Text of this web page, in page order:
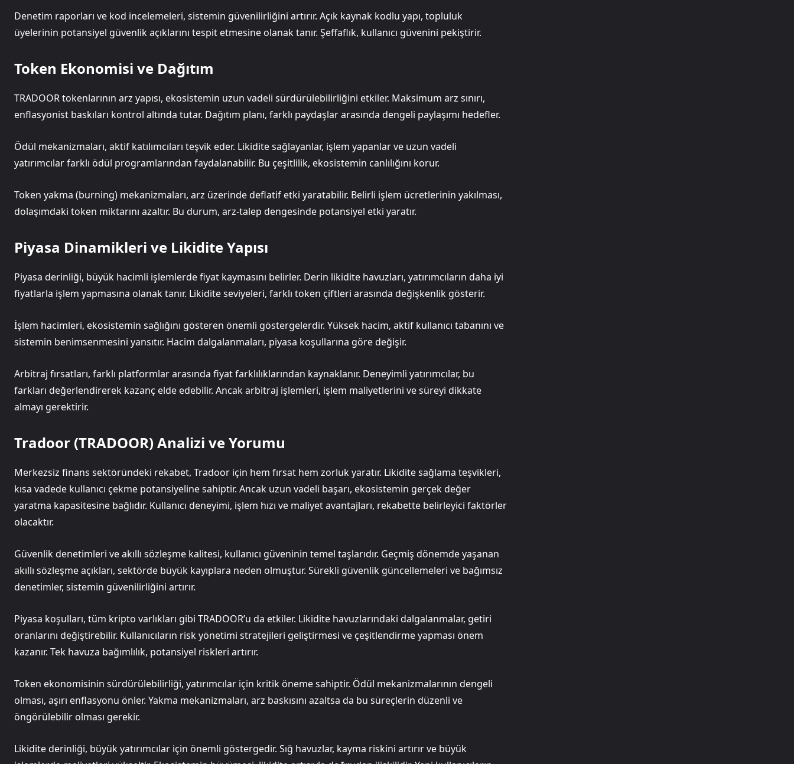
Denetim raporları ve kod incelemeleri, sistemin güvenilirliğini artırır. Açık kaynak kodlu yapı, topluluk
üyelerinin potansiyel güvenlik açıklarını tespit etmesine olanak tanır. Şeffaflık, kullanıcı güvenini pekiştirir.
Token Ekonomisi ve Dağıtım
TRADOOR tokenlarının arz yapısı, ekosistemin uzun vadeli sürdürülebilirliğini etkiler. Maksimum arz sınırı,
enflasyonist baskıları kontrol altında tutar. Dağıtım planı, farklı paydaşlar arasında dengeli paylaşımı hedefler.
Ödül mekanizmaları, aktif katılımcıları teşvik eder. Likidite sağlayanlar, işlem yapanlar ve uzun vadeli
yatırımcılar farklı ödül programlarından faydalanabilir. Bu çeşitlilik, ekosistemin canlılığını korur.
Token yakma (burning) mekanizmaları, arz üzerinde deflatif etki yaratabilir. Belirli işlem ücretlerinin yakılması,
dolaşımdaki token miktarını azaltır. Bu durum, arz-talep dengesinde potansiyel etki yaratır.
Piyasa Dinamikleri ve Likidite Yapısı
Piyasa derinliği, büyük hacimli işlemlerde fiyat kaymasını belirler. Derin likidite havuzları, yatırımcıların daha iyi
fiyatlarla işlem yapmasına olanak tanır. Likidite seviyeleri, farklı token çiftleri arasında değişkenlik gösterir.
İşlem hacimleri, ekosistemin sağlığını gösteren önemli göstergelerdir. Yüksek hacim, aktif kullanıcı tabanını ve
sistemin benimsenmesini yansıtır. Hacim dalgalanmaları, piyasa koşullarına göre değişir.
Arbitraj fırsatları, farklı platformlar arasında fiyat farklılıklarından kaynaklanır. Deneyimli yatırımcılar, bu
farkları değerlendirerek kazanç elde edebilir. Ancak arbitraj işlemleri, işlem maliyetlerini ve süreyi dikkate
almayı gerektirir.
Tradoor (TRADOOR) Analizi ve Yorumu
Merkezsiz finans sektöründeki rekabet, Tradoor için hem fırsat hem zorluk yaratır. Likidite sağlama teşvikleri,
kısa vadede kullanıcı çekme potansiyeline sahiptir. Ancak uzun vadeli başarı, ekosistemin gerçek değer
yaratma kapasitesine bağlıdır. Kullanıcı deneyimi, işlem hızı ve maliyet avantajları, rekabette belirleyici faktörler
olacaktır.
Güvenlik denetimleri ve akıllı sözleşme kalitesi, kullanıcı güveninin temel taşlarıdır. Geçmiş dönemde yaşanan
akıllı sözleşme açıkları, sektörde büyük kayıplara neden olmuştur. Sürekli güvenlik güncellemeleri ve bağımsız
denetimler, sistemin güvenilirliğini artırır.
Piyasa koşulları, tüm kripto varlıkları gibi TRADOOR’u da etkiler. Likidite havuzlarındaki dalgalanmalar, getiri
oranlarını değiştirebilir. Kullanıcıların risk yönetimi stratejileri geliştirmesi ve çeşitlendirme yapması önem
kazanır. Tek havuza bağımlılık, potansiyel riskleri artırır.
Token ekonomisinin sürdürülebilirliği, yatırımcılar için kritik öneme sahiptir. Ödül mekanizmalarının dengeli
olması, aşırı enflasyonu önler. Yakma mekanizmaları, arz baskısını azaltsa da bu süreçlerin düzenli ve
öngörülebilir olması gerekir.
Likidite derinliği, büyük yatırımcılar için önemli göstergedir. Sığ havuzlar, kayma riskini artırır ve büyük